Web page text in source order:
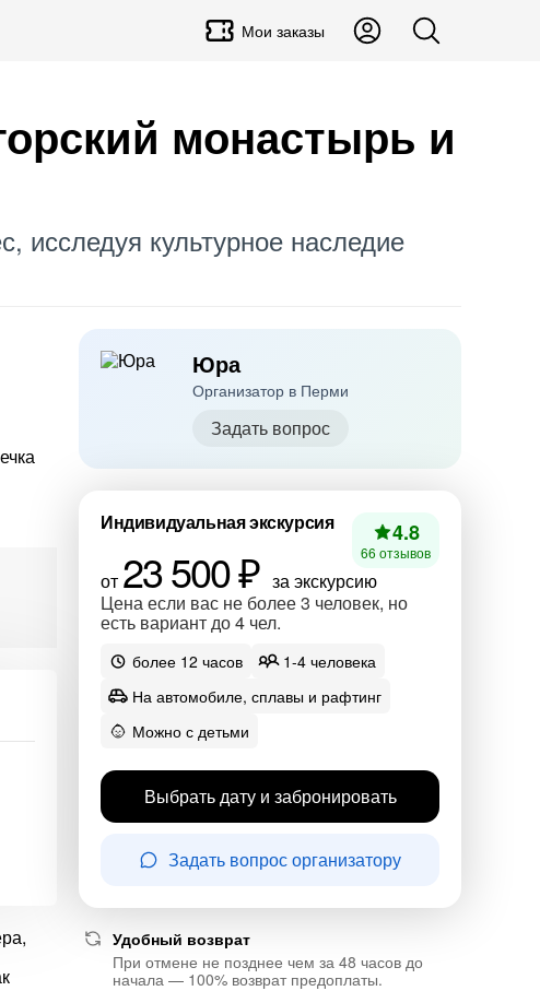
Мои заказы
монастырь и
исследуя культурное наследие
Юра
Организатор в Перми
Задать вопрос
Индивидуальная экскурсия
от 23 500 ₽ за экскурсию
Цена если вас не более 3 человек, но
есть вариант до 4 чел.
4.8
66 отзывов
более 12 часов
1-4 человека
На автомобиле, сплавы и рафтинг
Можно с детьми
Выбрать дату и забронировать
Задать вопрос организатору
Удобный возврат
При отмене не позднее чем за 48 часов до
начала — 100% возврат предоплаты.